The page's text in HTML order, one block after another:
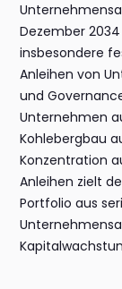
Dezember
insbesondere
Anleihen von
und
Unternehmen
Kohlebergbau
Konzentration
Anleihen zielt
Portfolio aus